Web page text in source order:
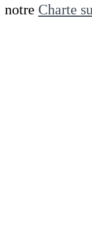
notre Charte